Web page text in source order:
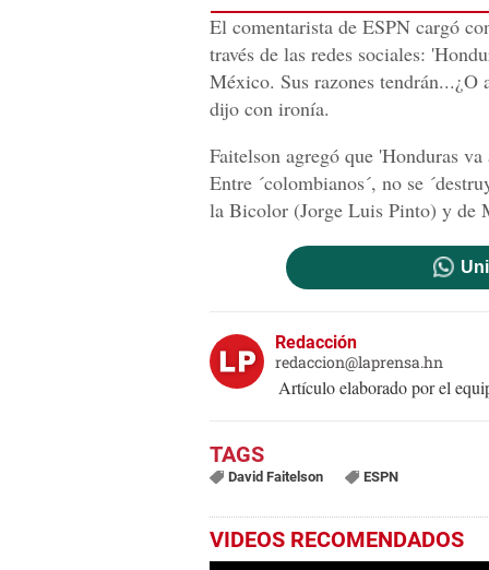
El comentarista de ESPN cargó
través de las redes sociales:
México. Sus razones tendrán...¿O
dijo con ironía.
Faitelson agregó que 'Honduras
Entre ´colombianos´, no se
la Bicolor (Jorge Luis Pinto) y de
Redacción
redaccion@laprensa.hn
Artículo elaborado por el
David Faitelson ESPN
VIDEOS RECOMENDADOS